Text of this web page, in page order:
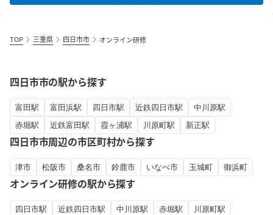
TOP 三重県 四日市市 オンライン研修
四日市市の駅から探す
富田駅 富田浜駅 四日市駅 近鉄四日市駅
中川原駅
赤堀駅
近鉄富田駅 霞ヶ浦駅 川原町駅 新正駅
四日市市周辺の市区町村から探す
津市 松阪市 桑名市 鈴鹿市 いなべ市 玉城町 御浜町
オンライン研修の駅から探す
四日市駅 近鉄四日市駅 中川原駅 赤堀駅
川原町駅